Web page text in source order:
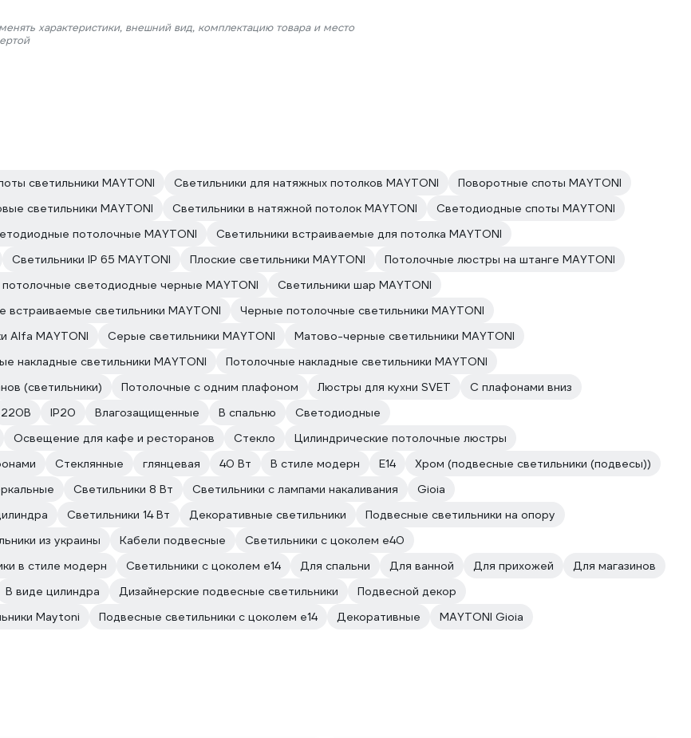
характеристики, внешний вид, комплектацию товара и место
светильники MAYTONI Светильники для натяжных потолков MAYTONI
Поворотные споты MAYTONI
светильники MAYTONI Светильники в натяжной потолок MAYTONI
Светодиодные споты MAYTONI
потолочные MAYTONI
Светильники встраиваемые для потолка MAYTONI
Светильники IP 65 MAYTONI Плоские светильники MAYTONI
Потолочные люстры на штанге MAYTONI
светодиодные черные MAYTONI
Светильники шар MAYTONI
встраиваемые светильники MAYTONI
Черные потолочные светильники MAYTONI
Alfa MAYTONI Серые светильники MAYTONI
Матово-черные светильники MAYTONI
накладные светильники MAYTONI
Потолочные накладные светильники MAYTONI
(светильники) Потолочные с одним плафоном Люстры для кухни SVET
С плафонами вниз
220В IP20 Влагозащищенные В спальню
Светодиодные
Освещение для кафе и ресторанов Стекло
Цилиндрические потолочные люстры
Стеклянные глянцевая 40 Вт В стиле модерн E14
Хром (подвесные светильники (подвесы))
Светильники 8 Вт Светильники с лампами накаливания
Gioia
Светильники 14 Вт Декоративные светильники
Подвесные светильники на опору
из украины Кабели подвесные
Светильники с цоколем e40
в стиле модерн Светильники с цоколем e14 Для спальни Для ванной Для прихожей
Для магазинов
В виде цилиндра Дизайнерские подвесные светильники
Подвесной декор
Maytoni Подвесные светильники с цоколем e14 Декоративные MAYTONI Gioia